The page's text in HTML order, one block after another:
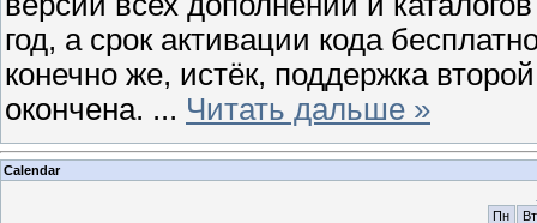
год, а срок активации кода
конечно же, истёк, поддержка
окончена. ... Читать дальше »
Calendar
Пн
Вт